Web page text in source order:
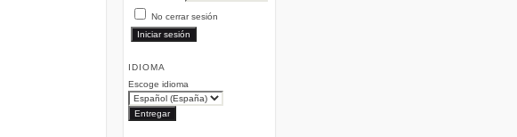
No cerrar sesión
IDIOMA
Escoge idioma